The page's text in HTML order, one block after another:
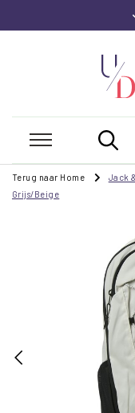
Terug naar Home
Jack
Grijs/Beige